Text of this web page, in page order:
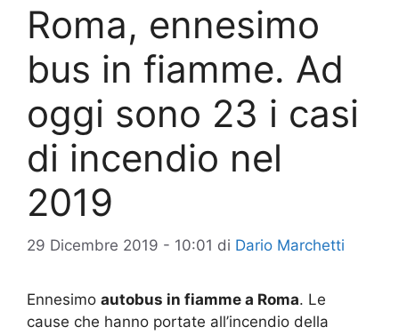
Roma, ennesimo
bus in fiamme. Ad
oggi sono 23 i casi
di incendio nel
2019
29 Dicembre 2019 - 10:01 di Dario Marchetti
Ennesimo autobus in fiamme a Roma. Le
cause che hanno portate all’incendio della